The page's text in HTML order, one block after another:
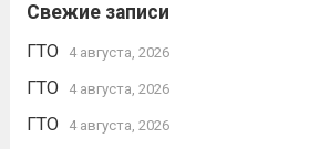
Свежие записи
ГТО 4 августа, 2026
ГТО 4 августа, 2026
ГТО 4 августа, 2026